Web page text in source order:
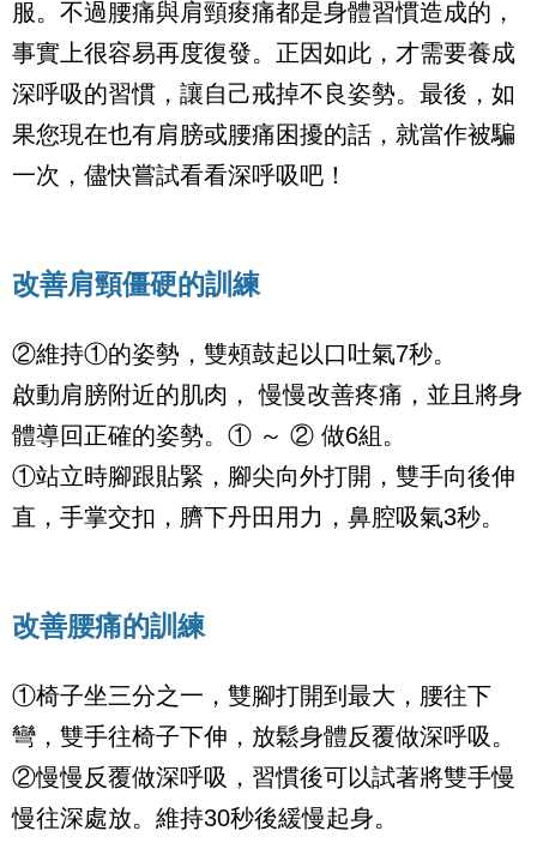
服。不過腰痛與肩頸痠痛都是身體習慣造成的，
事實上很容易再度復發。正因如此，才需要養成
深呼吸的習慣，讓自己戒掉不良姿勢。最後，如
果您現在也有肩膀或腰痛困擾的話，就當作被騙
一次，儘快嘗試看看深呼吸吧！
改善肩頸僵硬的訓練
②維持①的姿勢，雙頰鼓起以口吐氣7秒。
啟動肩膀附近的肌肉， 慢慢改善疼痛，並且將身
體導回正確的姿勢。① ～ ② 做6組。
①站立時腳跟貼緊，腳尖向外打開，雙手向後伸
直，手掌交扣，臍下丹田用力，鼻腔吸氣3秒。
改善腰痛的訓練
①椅子坐三分之一，雙腳打開到最大，腰往下
彎，雙手往椅子下伸，放鬆身體反覆做深呼吸。
②慢慢反覆做深呼吸，習慣後可以試著將雙手慢
慢往深處放。維持30秒後緩慢起身。